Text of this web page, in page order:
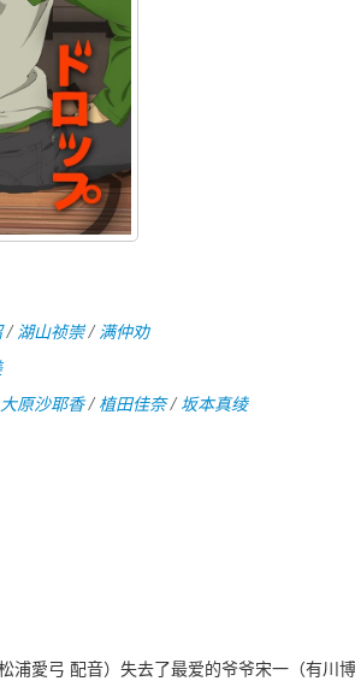
/湖山祯崇/满仲劝
大原沙耶香/植田佳奈/坂本真绫
浦愛弓 配音）失去了最爱的爷爷宋一（有川